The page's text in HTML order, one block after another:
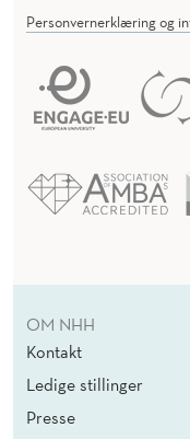
Personvernerklæring og
OM NHH
Kontakt
Ledige stillinger
Presse